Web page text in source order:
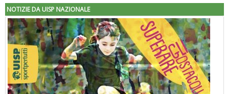
NOTIZIE DA UISP NAZIONALE